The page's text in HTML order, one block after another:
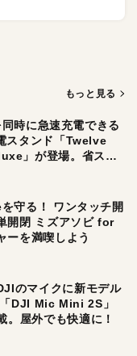
もっと見る
時に急速充電できる
スタンド「Twelve
」が登場。省スペ
したい人にオスス
守る！ ワンタッチ開
開閉 ミズアソビ for
ーを満喫しよう
のマイクに新モデル
DJI Mic Mini 2S」
。屋外でも快適に！